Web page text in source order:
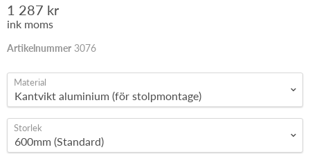
1 287 kr
ink moms
Artikelnummer 3076
Material
Storlek